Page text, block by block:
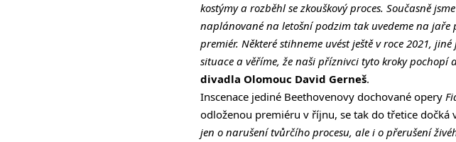
kostýmy a rozběhl se zkouškový proces. Současně
naplánované na letošní podzim tak uvedeme na
premiér. Některé stihneme uvést ještě v roce 2021,
situace a věříme, že naši příznivci tyto kroky pochopí
divadla Olomouc David Gerneš.
Inscenace jediné Beethovenovy dochované opery
odloženou premiéru v říjnu, se tak do třetice dočká
jen o narušení tvůrčího procesu, ale i o přerušení